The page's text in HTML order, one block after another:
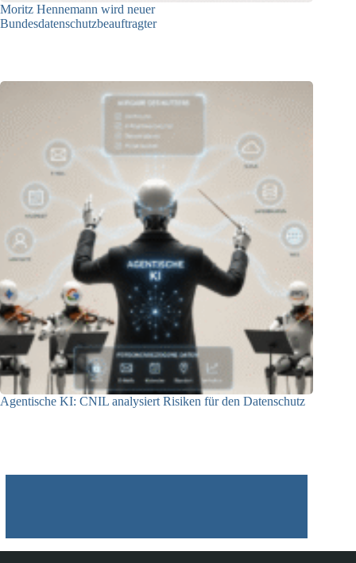
Moritz Hennemann wird neuer
Bundesdatenschutzbeauftragter
Agentische KI: CNIL analysiert Risiken für den Datenschutz